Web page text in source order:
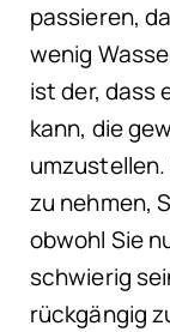
passieren,
wenig
ist der, dass
kann, die
umzustellen.
zu nehmen,
obwohl Sie
schwierig
rückgängig